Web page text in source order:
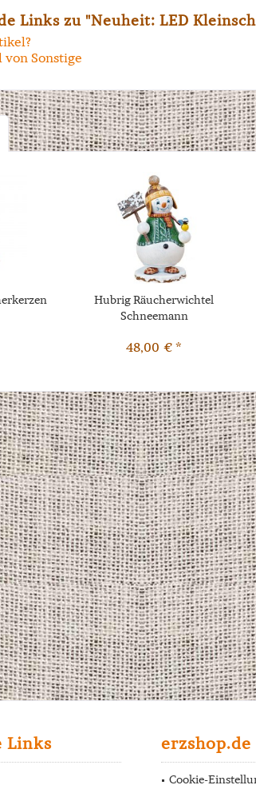
Links zu "Neuheit: LED
Sonstige
Hubrig Räucherwichtel
Schneemann
48,00 € *
Links erzshop.de
Cookie-